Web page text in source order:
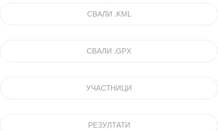
СВАЛИ .KML
СВАЛИ .GPX
УЧАСТНИЦИ
РЕЗУЛТАТИ